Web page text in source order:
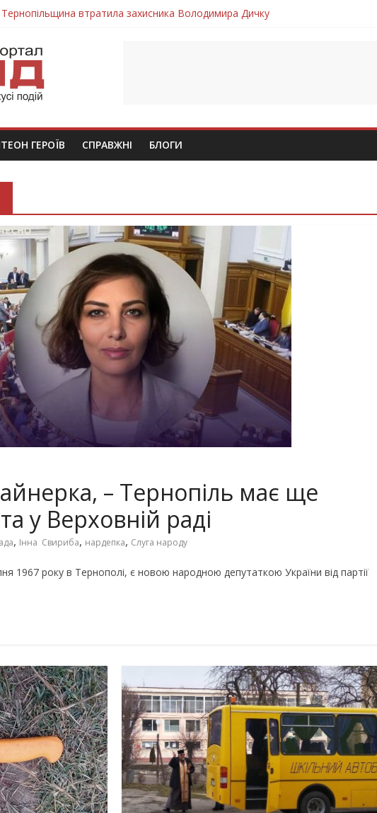
Тернопільщина втратила захисника Володимира Дичку
На війні загинув молодий захисник Дмитро Березко з Тернопільщини
Тернопільщина втратила захисника Володимира Вельму
Тернопільщина втратила молодого захисника Андрія Іскоростенського
ГЕРОЇВ СПРАВЖНІ БЛОГИ
– Тернопіль має ще
у Верховній раді
, Інна Свириба, нардепка, Слуга народу
1967 року в Тернополі, є новою народною депутаткою України від партії